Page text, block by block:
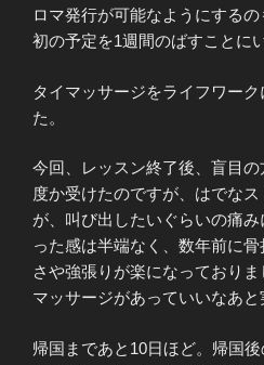
ロマ発行が可能なようにする
初の予定を1週間のばすことに
タイマッサージをライフワー
た。
今回、レッスン終了後、盲目
度か受けたのですが、はでな
が、叫び出したいぐらいの痛
った感は半端なく、数年前に
さや強張りが楽になっており
マッサージがあっていいなあと
帰国まであと10日ほど。帰国